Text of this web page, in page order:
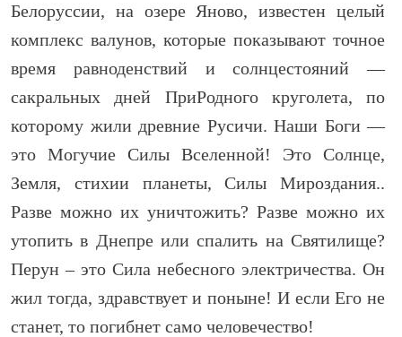
Белоруссии, на озере Яново, известен целый
комплекс валунов, которые показывают точное
время равноденствий и солнцестояний —
сакральных дней ПриРодного круголета, по
которому жили древние Русичи. Наши Боги —
это Могучие Силы Вселенной! Это Солнце,
Земля, стихии планеты, Силы Мироздания..
Разве можно их уничтожить? Разве можно их
утопить в Днепре или спалить на Святилище?
Перун – это Сила небесного электричества. Он
жил тогда, здравствует и поныне! И если Его не
станет, то погибнет само человечество!